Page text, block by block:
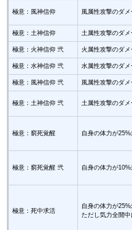
極意：風神信仰 風属性攻撃のダメ
極意：土神信仰 土属性攻撃のダメ
極意：火神信仰 弐 火属性攻撃のダメ
極意：水神信仰 弐 水属性攻撃のダメ
極意：風神信仰 弐 風属性攻撃のダメ
極意：土神信仰 弐 土属性攻撃のダメ
極意：窮死覚醒 自身の体力が
極意：窮死覚醒 弐 自身の体力が
極意：死中求活
自身の体力が
ただし気力全開中